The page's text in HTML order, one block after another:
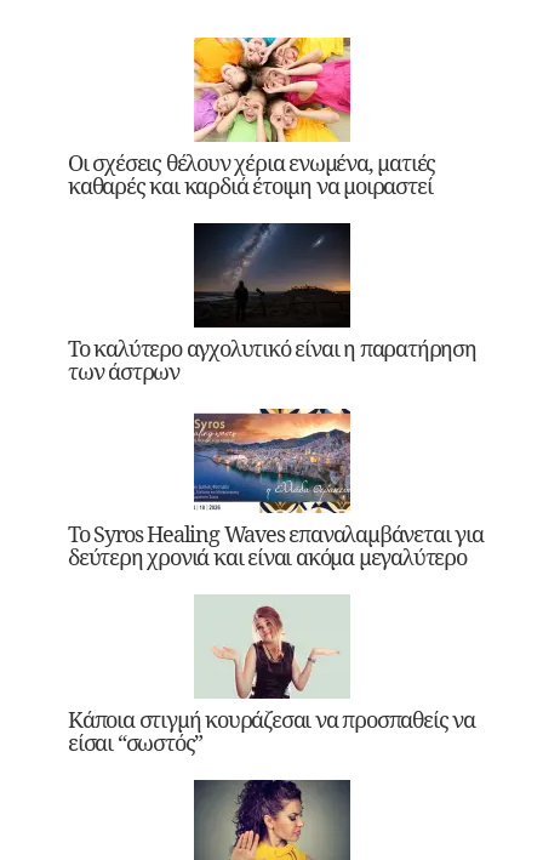
Οι σχέσεις θέλουν χέρια ενωμένα, ματιές
καθαρές και καρδιά έτοιμη να μοιραστεί
Το καλύτερο αγχολυτικό είναι η παρατήρηση
των άστρων
Το Syros Healing Waves επαναλαμβάνεται για
δεύτερη χρονιά και είναι ακόμα μεγαλύτερο
Κάποια στιγμή κουράζεσαι να προσπαθείς να
είσαι “σωστός”